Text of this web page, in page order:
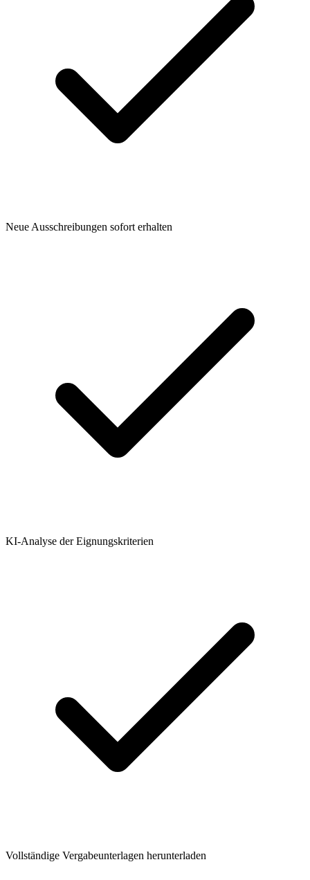
Neue Ausschreibungen sofort erhalten
KI-Analyse der Eignungskriterien
Vollständige Vergabeunterlagen herunterladen